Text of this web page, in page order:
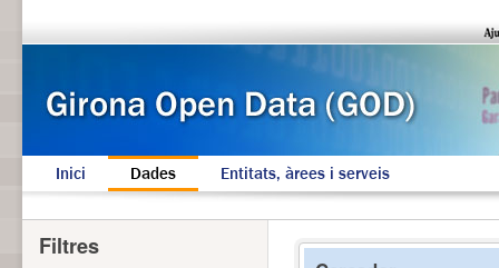
Inici Dades Entitats, àrees i serveis
Filtres